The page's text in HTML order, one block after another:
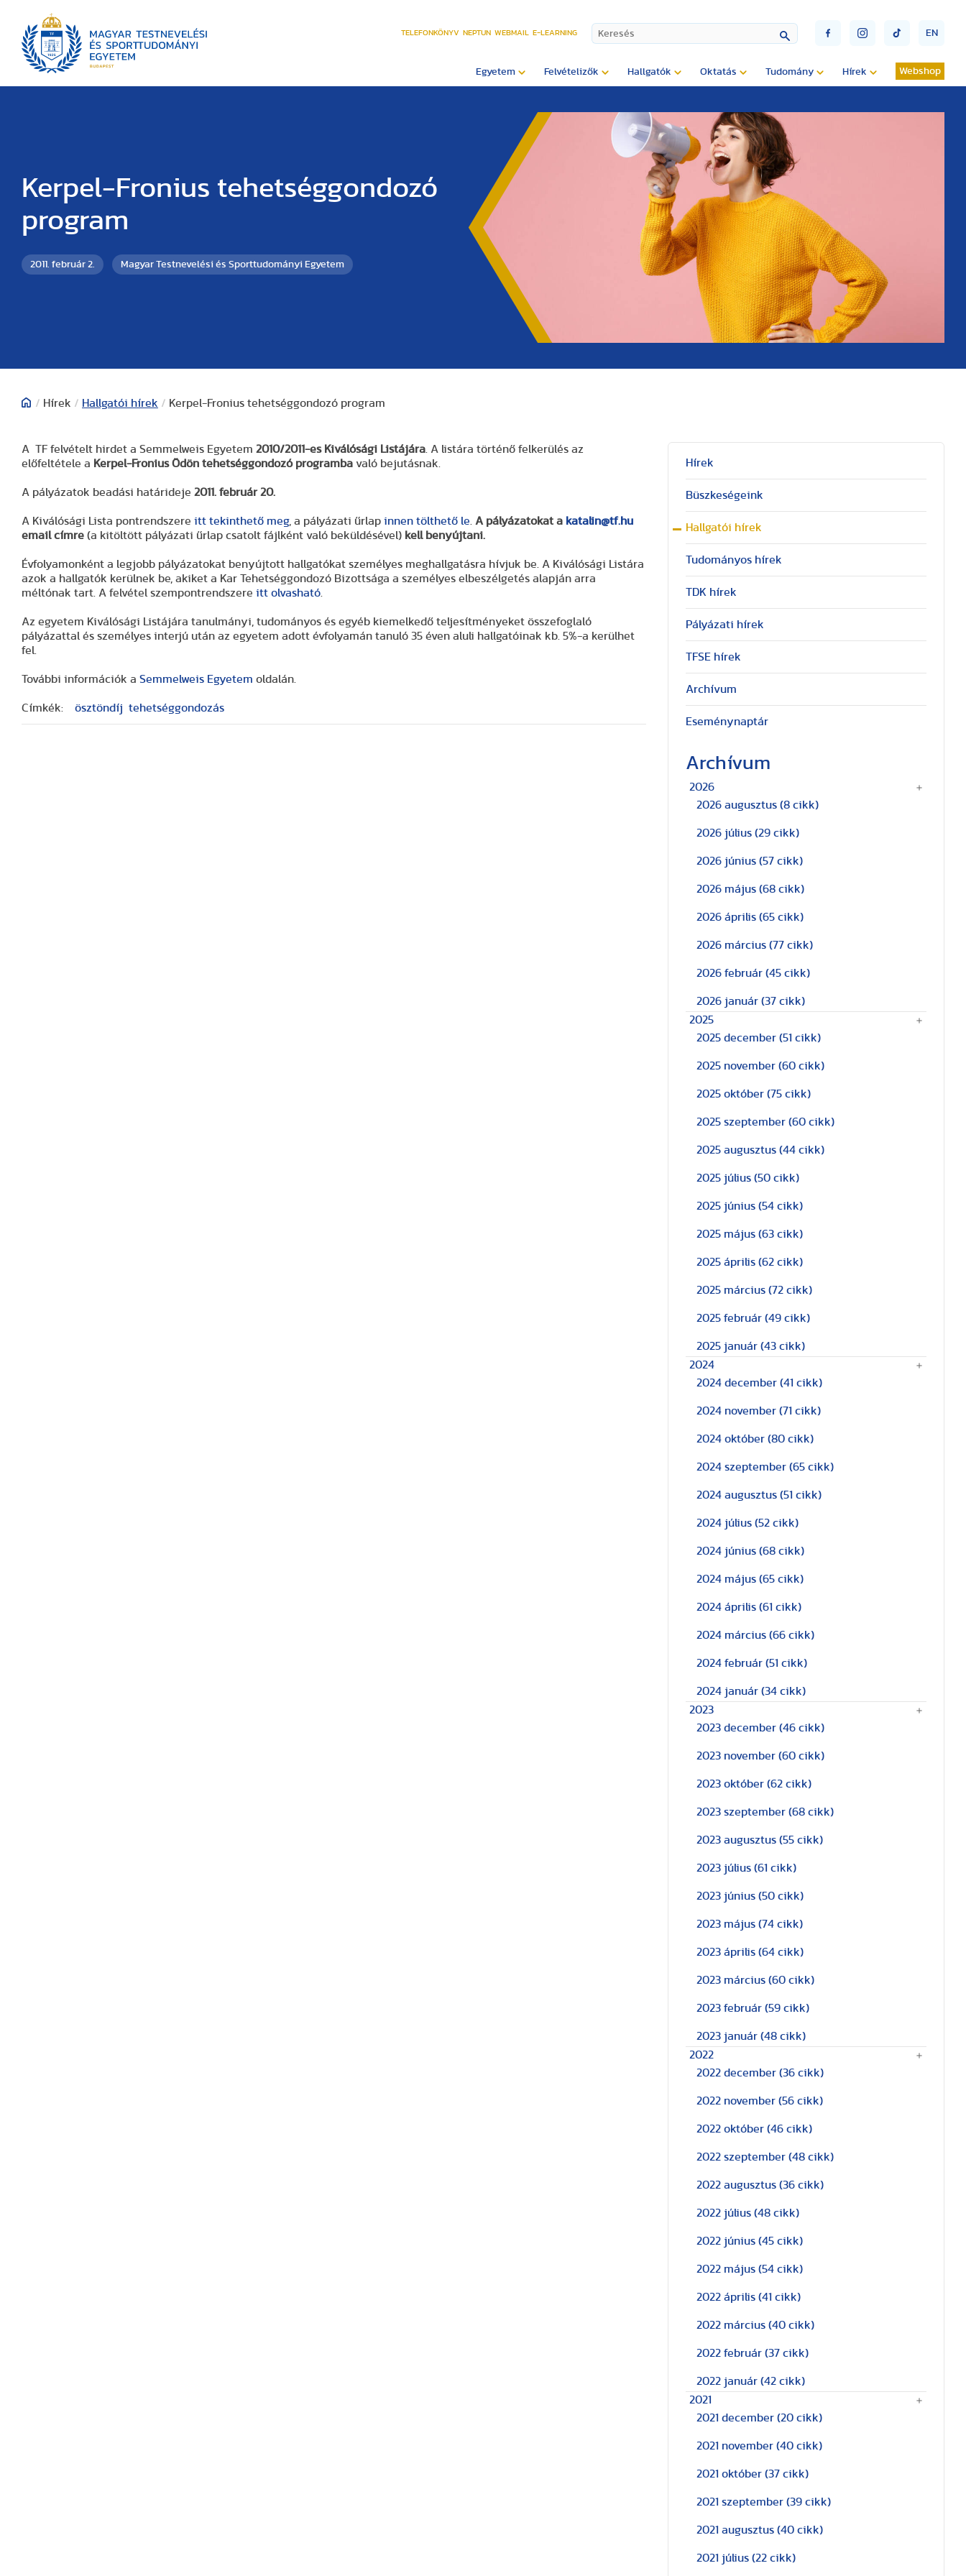
TELEFONKÖNYV NEPTUN WEBMAIL E-LEARNING EN
Egyetem Felvételizők Hallgatók Oktatás Tudomány Hírek Webshop
Kerpel-Fronius tehetséggondozó
program
2011. február 2. Magyar Testnevelési és Sporttudományi Egyetem
/ Hírek / Hallgatói hírek / Kerpel-Fronius tehetséggondozó program
A TF felvételt hirdet a Semmelweis Egyetem 2010/2011-es Kiválósági Listájára . A listára történő felkerülés az
előfeltétele a Kerpel-Fronius Ödön tehetséggondozó programba való bejutásnak.
A pályázatok beadási határideje 2011. február 20.
A Kiválósági Lista pontrendszere itt tekinthető meg, a pályázati űrlap innen tölthető le A pályázatokat a katalin@tf.hu
email címre (a kitöltött pályázati űrlap csatolt fájlként való beküldésével) kell benyújtani.
Évfolyamonként a legjobb pályázatokat benyújtott hallgatókat személyes meghallgatásra hívjuk be. A Kiválósági Listára
azok a hallgatók kerülnek be, akiket a Kar Tehetséggondozó Bizottsága a személyes elbeszélgetés alapján arra
méltónak tart. A felvétel szempontrendszere itt olvasható
Az egyetem Kiválósági Listájára tanulmányi, tudományos és egyéb kiemelkedő teljesítményeket összefoglaló
pályázattal és személyes interjú után az egyetem adott évfolyamán tanuló 35 éven aluli hallgatóinak kb. 5%-a kerülhet
fel.
További információk a Semmelweis Egyetem oldalán.
Címkék: ösztöndíj tehetséggondozás
Hírek
Büszkeségeink
Hallgatói hírek
Tudományos hírek
TDK hírek
Pályázati hírek
TFSE hírek
Archívum
Eseménynaptár
Archívum
2026
2026 augusztus (8 cikk)
2026 július (29 cikk)
2026 június (57 cikk)
2026 május (68 cikk)
2026 április (65 cikk)
2026 március (77 cikk)
2026 február (45 cikk)
2026 január (37 cikk)
2025
2025 december (51 cikk)
2025 november (60 cikk)
2025 október (75 cikk)
2025 szeptember (60 cikk)
2025 augusztus (44 cikk)
2025 július (50 cikk)
2025 június (54 cikk)
2025 május (63 cikk)
2025 április (62 cikk)
2025 március (72 cikk)
2025 február (49 cikk)
2025 január (43 cikk)
2024
2024 december (41 cikk)
2024 november (71 cikk)
2024 október (80 cikk)
2024 szeptember (65 cikk)
2024 augusztus (51 cikk)
2024 július (52 cikk)
2024 június (68 cikk)
2024 május (65 cikk)
2024 április (61 cikk)
2024 március (66 cikk)
2024 február (51 cikk)
2024 január (34 cikk)
2023
2023 december (46 cikk)
2023 november (60 cikk)
2023 október (62 cikk)
2023 szeptember (68 cikk)
2023 augusztus (55 cikk)
2023 július (61 cikk)
2023 június (50 cikk)
2023 május (74 cikk)
2023 április (64 cikk)
2023 március (60 cikk)
2023 február (59 cikk)
2023 január (48 cikk)
2022
2022 december (36 cikk)
2022 november (56 cikk)
2022 október (46 cikk)
2022 szeptember (48 cikk)
2022 augusztus (36 cikk)
2022 július (48 cikk)
2022 június (45 cikk)
2022 május (54 cikk)
2022 április (41 cikk)
2022 március (40 cikk)
2022 február (37 cikk)
2022 január (42 cikk)
2021
2021 december (20 cikk)
2021 november (40 cikk)
2021 október (37 cikk)
2021 szeptember (39 cikk)
2021 augusztus (40 cikk)
2021 július (22 cikk)